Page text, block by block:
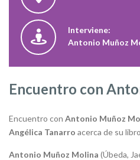
Interviene:
Antonio Muñoz
Encuentro con
Encuentro con Antonio Muñoz
Angélica Tanarro acerca de su libro
Antonio Muñoz Molina (Úbeda,